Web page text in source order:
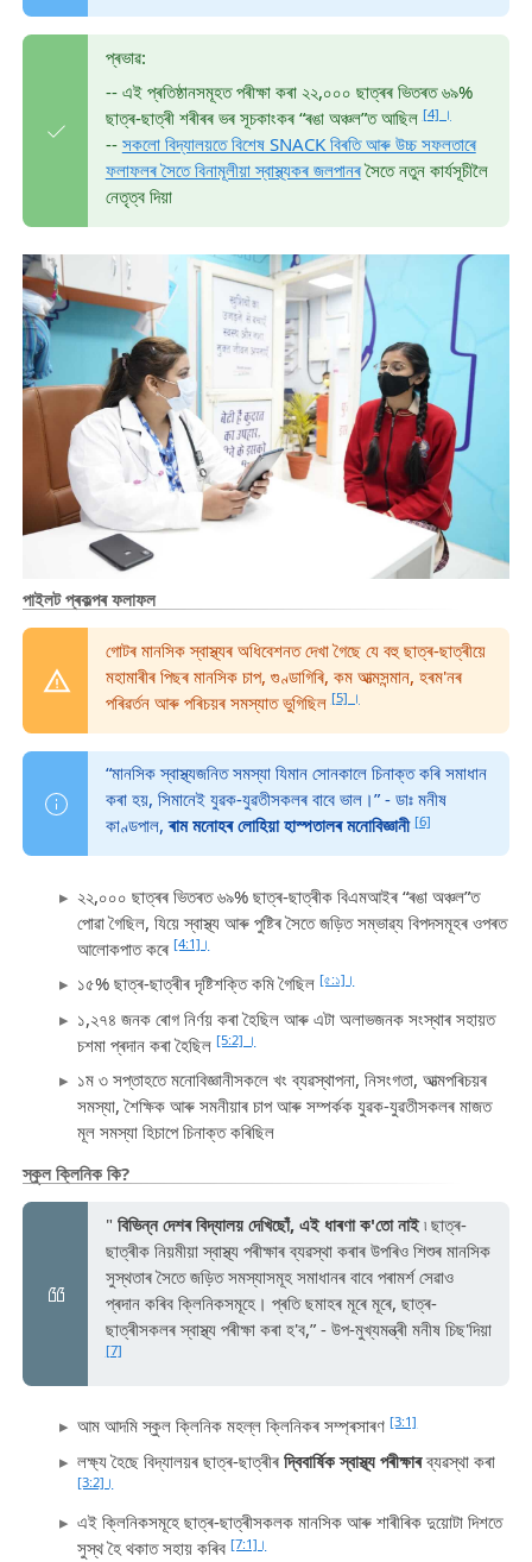
প্ৰভাৱ:
-- এই প্ৰতিষ্ঠানসমূহত পৰীক্ষা কৰা ২২,০০০ ছাত্ৰৰ ভিতৰত ৬৯%
ছাত্ৰ-ছাত্ৰী শৰীৰৰ ভৰ সূচকাংকৰ “ৰঙা অঞ্চল”ত আছিল[4] ।
-- সকলো বিদ্যালয়তে বিশেষ SNACK বিৰতি আৰু উচ্চ সফলতাৰে
ফলাফলৰ সৈতে বিনামূলীয়া স্বাস্থ্যকৰ জলপানৰসৈতে নতুন কাৰ্যসূচীলৈ
নেতৃত্ব দিয়া
পাইলট প্ৰকল্পৰ ফলাফল
গোটৰ মানসিক স্বাস্থ্যৰ অধিবেশনত দেখা গৈছে যে বহু ছাত্ৰ-ছাত্ৰীয়ে
মহামাৰীৰ পিছৰ মানসিক চাপ, গুণ্ডাগিৰি, কম আত্মসন্মান, হৰম'নৰ
পৰিৱৰ্তন আৰু পৰিচয়ৰ সমস্যাত ভুগিছিল[5] ।
“মানসিক স্বাস্থ্যজনিত সমস্যা যিমান সোনকালে চিনাক্ত কৰি সমাধান
কৰা হয়, সিমানেই যুৱক-যুৱতীসকলৰ বাবে ভাল।” - ডাঃ মনীষ
কাণ্ডপাল,ৰাম মনোহৰ লোহিয়া হাস্পতালৰ মনোবিজ্ঞানী [6]
২২,০০০ ছাত্ৰৰ ভিতৰত ৬৯% ছাত্ৰ-ছাত্ৰীক বিএমআইৰ “ৰঙা অঞ্চল”ত
পোৱা গৈছিল, যিয়ে স্বাস্থ্য আৰু পুষ্টিৰ সৈতে জড়িত সম্ভাৱ্য বিপদসমূহৰ ওপৰত
আলোকপাত কৰে [4:1]।
১৫% ছাত্ৰ-ছাত্ৰীৰ দৃষ্টিশক্তি কমি গৈছিল [৫:১]।
১,২৭৪ জনক ৰোগ নিৰ্ণয় কৰা হৈছিল আৰু এটা অলাভজনক সংস্থাৰ সহায়ত
চশমা প্ৰদান কৰা হৈছিল [5:2] ।
১ম ৩ সপ্তাহতে মনোবিজ্ঞানীসকলে খং ব্যৱস্থাপনা, নিসংগতা, আত্মপৰিচয়ৰ
সমস্যা, শৈক্ষিক আৰু সমনীয়াৰ চাপ আৰু সম্পৰ্কক যুৱক-যুৱতীসকলৰ মাজত
মূল সমস্যা হিচাপে চিনাক্ত কৰিছিল
স্কুল ক্লিনিক কি?
" বিভিন্ন দেশৰ বিদ্যালয় দেখিছোঁ, এই ধাৰণা ক'তো নাই৷ ছাত্ৰ-
ছাত্ৰীক নিয়মীয়া স্বাস্থ্য পৰীক্ষাৰ ব্যৱস্থা কৰাৰ উপৰিও শিশুৰ মানসিক
সুস্থতাৰ সৈতে জড়িত সমস্যাসমূহ সমাধানৰ বাবে পৰামৰ্শ সেৱাও
প্ৰদান কৰিব ক্লিনিকসমূহে। প্ৰতি ছমাহৰ মূৰে মূৰে, ছাত্ৰ-
ছাত্ৰীসকলৰ স্বাস্থ্য পৰীক্ষা কৰা হ'ব,” - উপ-মুখ্যমন্ত্ৰী মনীষ চিছ'দিয়া
[7]
আম আদমি স্কুল ক্লিনিক মহল্ল ক্লিনিকৰ সম্প্ৰসাৰণ [3:1]
লক্ষ্য হৈছে বিদ্যালয়ৰ ছাত্ৰ-ছাত্ৰীৰদ্বিবাৰ্ষিক স্বাস্থ্য পৰীক্ষাৰব্যৱস্থা কৰা
[3:2]।
এই ক্লিনিকসমূহে ছাত্ৰ-ছাত্ৰীসকলক মানসিক আৰু শাৰীৰিক দুয়োটা দিশতে
সুস্থ হৈ থকাত সহায় কৰিব [7:1]।